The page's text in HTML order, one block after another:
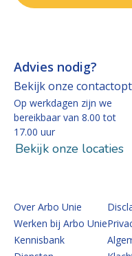
Advies nodig?
Bekijk onze
Op werkdagen zijn we
bereikbaar van 8.00 tot
17.00 uur
Bekijk onze locaties
Over Arbo Unie
Werken bij Arbo Unie
Kennisbank